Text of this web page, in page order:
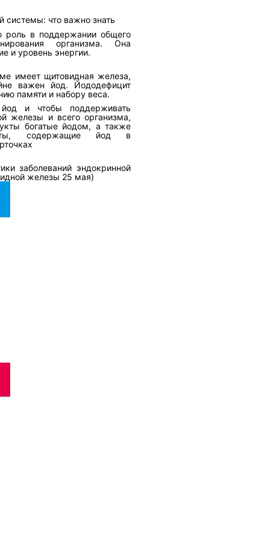
системы: что важно знать
роль в поддержании общего
организма. Она
и уровень энергии.
имеет щитовидная железа,
важен йод. Йододефицит
памяти и набору веса.
и чтобы поддерживать
железы и всего организма,
богатые йодом, а также
содержащие йод в
заболеваний эндокринной
железы 25 мая)